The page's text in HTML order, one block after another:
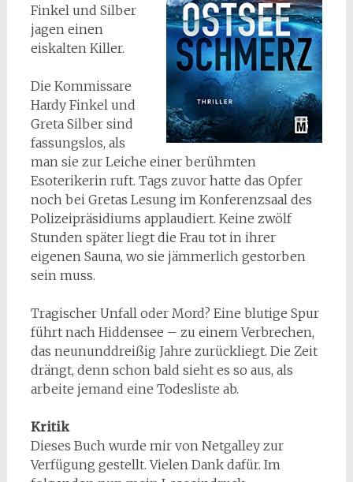
Finkel und Silber
jagen einen
eiskalten Killer.
Die Kommissare
Hardy Finkel und
Greta Silber sind
fassungslos, als
man sie zur Leiche einer berühmten
Esoterikerin ruft. Tags zuvor hatte das Opfer
noch bei Gretas Lesung im Konferenzsaal des
Polizeipräsidiums applaudiert. Keine zwölf
Stunden später liegt die Frau tot in ihrer
eigenen Sauna, wo sie jämmerlich gestorben
sein muss.
Tragischer Unfall oder Mord? Eine blutige Spur
führt nach Hiddensee – zu einem Verbrechen,
das neununddreißig Jahre zurückliegt. Die Zeit
drängt, denn schon bald sieht es so aus, als
arbeite jemand eine Todesliste ab.
Kritik
Dieses Buch wurde mir von Netgalley zur
Verfügung gestellt. Vielen Dank dafür. Im